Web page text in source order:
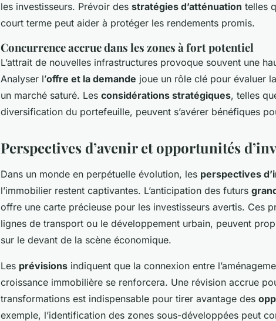
les investisseurs. Prévoir des stratégies d’atténuation telles
court terme peut aider à protéger les rendements promis.
Concurrence accrue dans les zones à fort potentiel
L’attrait de nouvelles infrastructures provoque souvent une
Analyser l’offre et la demande joue un rôle clé pour évaluer
un marché saturé. Les considérations stratégiques, telles
diversification du portefeuille, peuvent s’avérer bénéfiques
Perspectives d’avenir et opportunités
Dans un monde en perpétuelle évolution, les perspectives
l’immobilier restent captivantes. L’anticipation des futurs
offre une carte précieuse pour les investisseurs avertis. Ces
lignes de transport ou le développement urbain, peuvent
sur le devant de la scène économique.
Les prévisions indiquent que la connexion entre
croissance immobilière se renforcera. Une révision accrue
transformations est indispensable pour tirer avantage des
exemple, l’identification des zones sous-développées peut